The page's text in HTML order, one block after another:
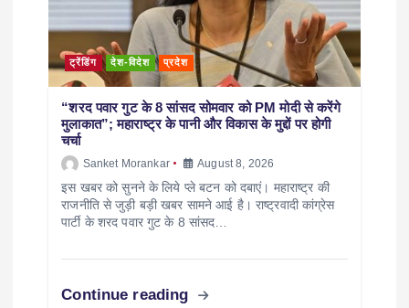
ट्रेंडिंग देश-विदेश प्रदेश
“शरद पवार गुट के 8 सांसद सोमवार को PM मोदी से करेंगे
मुलाकात”; महाराष्ट्र के पानी और विकास के मुद्दों पर होगी
चर्चा
Sanket Morankar August 8, 2026
इस खबर को सुनने के लिये प्ले बटन को दबाएं। महाराष्ट्र की
राजनीति से जुड़ी बड़ी खबर सामने आई है। राष्ट्रवादी कांग्रेस
पार्टी के शरद पवार गुट के 8 सांसद…
Continue reading